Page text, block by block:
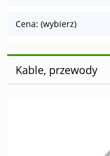
Cena: (wybierz)
Kable, przewody